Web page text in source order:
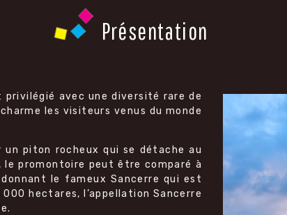
Présentation
privilégié avec une diversité rare de
les visiteurs venus du monde
piton rocheux qui se détache au
promontoire peut être comparé à
le fameux Sancerre qui est
hectares, l’appellation Sancerre